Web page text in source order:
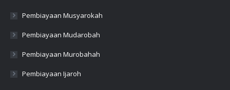
Pembiayaan Musyarokah
Pembiayaan Mudarobah
Pembiayaan Murobahah
Pembiayaan Ijaroh